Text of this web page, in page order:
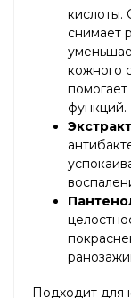
кислоты.
снимает
кожного
функций.
Подходит для